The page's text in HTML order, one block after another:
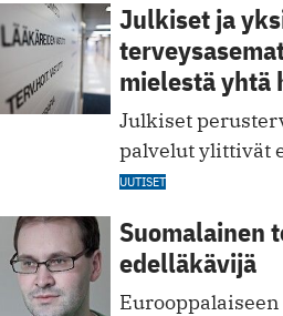
Julkiset ja
mielestä yhtä
Julkiset
palvelut ylittivät
UUTISET
Suomalainen
edelläkävijä
Eurooppalaiseen